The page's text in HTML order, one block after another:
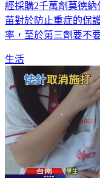
經採購2千萬劑莫德
苗對於防止重症的保
率，至於第三劑要不
生活